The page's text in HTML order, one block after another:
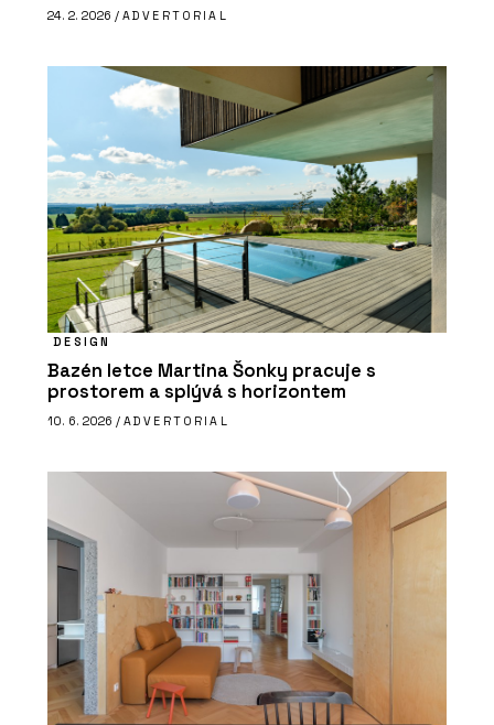
24. 2. 2026 / ADVERTORIAL
DESIGN
Bazén letce Martina Šonky pracuje s
prostorem a splývá s horizontem
10. 6. 2026 / ADVERTORIAL